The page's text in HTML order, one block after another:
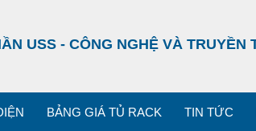
USS - CÔNG NGHỆ VÀ TRUYỀN
BẢNG GIÁ TỦ RACK TIN TỨC